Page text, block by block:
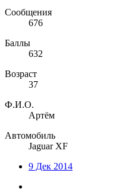
Сообщения
676
Баллы
632
Возраст
37
Ф.И.О.
Артём
Автомобиль
Jaguar XF
9 Дек 2014